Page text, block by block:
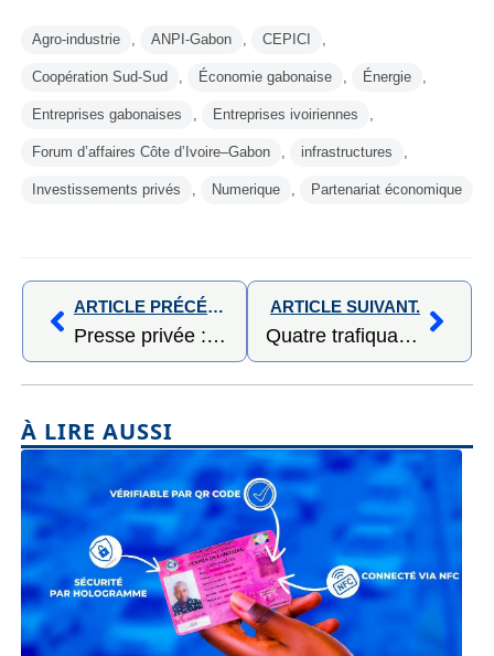
Agro-industrie ANPI-Gabon CEPICI
Coopération Sud-Sud Économie gabonaise Énergie
Entreprises gabonaises Entreprises ivoiriennes
Forum d’affaires Côte d’Ivoire–Gabon infrastructures
Investissements privés Numerique Partenariat économique
ARTICLE PRÉCÉDENT,
Presse privée : ouverture du dépôt des dossiers pour la subvention 2025
ARTICLE SUIVANT.
Quatre trafiquants arrêtés avec 14 défenses d’éléphants à Makokou
À LIRE AUSSI